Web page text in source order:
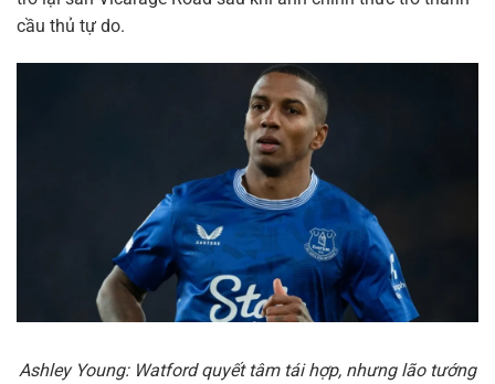
cầu thủ tự do.
Ashley Young: Watford quyết tâm tái hợp, nhưng lão tướng